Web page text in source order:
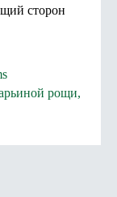
сторон
рощи,